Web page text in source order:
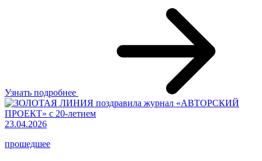
Узнать подробнее
23.04.2026
прошедшее